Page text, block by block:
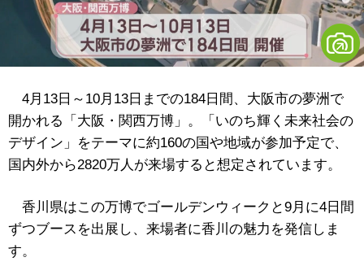
4月13日～10月13日までの184日間、大阪市の夢洲で
開かれる「大阪・関西万博」。「いのち輝く未来社会の
デザイン」をテーマに約160の国や地域が参加予定で、
国内外から2820万人が来場すると想定されています。
香川県はこの万博でゴールデンウィークと9月に4日間
ずつブースを出展し、来場者に香川の魅力を発信しま
す。